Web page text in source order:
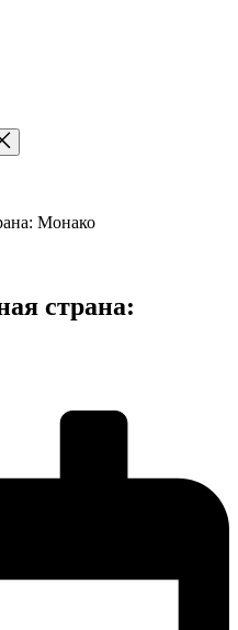
Монако
страна: